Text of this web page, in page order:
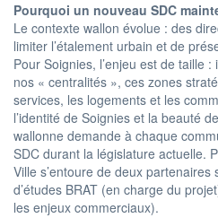
Pourquoi un nouveau SDC
Le contexte wallon évolue : des
limiter l’étalement urbain et de
Pour Soignies, l’enjeu est de taille
nos « centralités », ces zones
services, les logements et les
l’identité de Soignies et la beauté
wallonne demande à chaque
SDC durant la législature actuelle.
Ville s’entoure de deux partenaires
d’études BRAT (en charge du
les enjeux commerciaux).